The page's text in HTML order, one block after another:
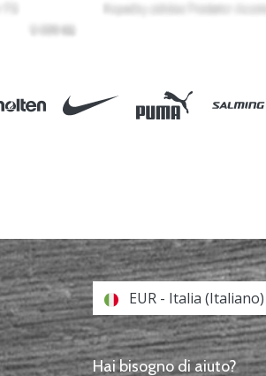
EUR - Italia (Italiano)
Hai bisogno di aiuto?